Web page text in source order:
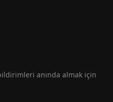
anında almak için